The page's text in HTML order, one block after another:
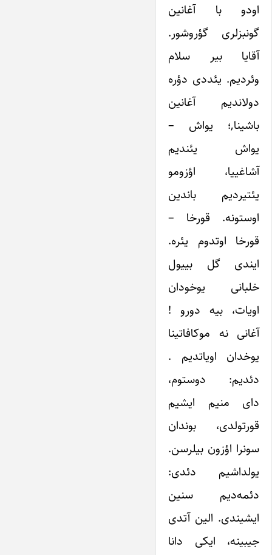
اودو با آغانین
گونبزلری گؤروشور.
آقایا بیر سلام
وئردیم. یئددی دؤره
دولاندیم آغانین
باشینا,؛ یواش –
یواش یئندیم
آشاغییا، اؤزومو
یئتیردیم باندین
اوستونه. قورخا –
قورخا اوتدوم یئره.
ایندی گل بییول
خلبانی یوخودان
اویات، بیه دورو !
آغانی نه موکافاتینا
یوخدان اویاتدیم .
دئدیم: دوستوم،
دای منیم ایشیم
قورتولدی، بوندان
سونرا اؤزون بیلرسن.
یولداشیم دئدی:
دئمه‌دیم سنین
ایشیندی. الین آتدی
جیبینه، ایکی دانا